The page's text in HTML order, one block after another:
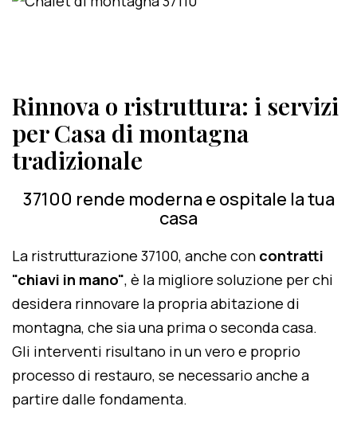
Rinnova o ristruttura: i servizi
per Casa di montagna
tradizionale
37100 rende moderna e ospitale la tua
casa
La ristrutturazione 37100, anche con contratti
"chiavi in mano", è la migliore soluzione per chi
desidera rinnovare la propria abitazione di
montagna, che sia una prima o seconda casa.
Gli interventi risultano in un vero e proprio
processo di restauro, se necessario anche a
partire dalle fondamenta.